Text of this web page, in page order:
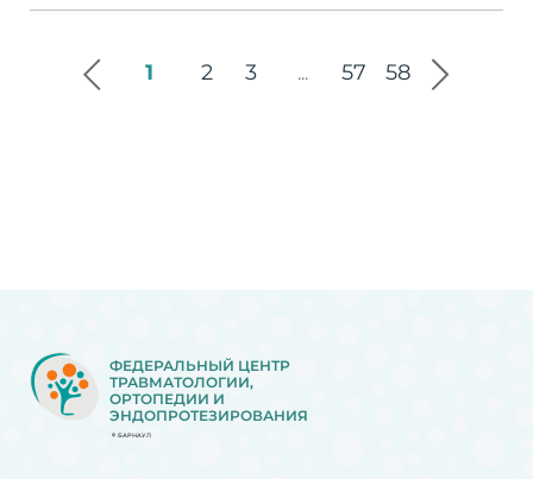
1 2 3 ... 57 58
ФЕДЕРАЛЬНЫЙ ЦЕНТР
ТРАВМАТОЛОГИИ,
ОРТОПЕДИИ И
ЭНДОПРОТЕЗИРОВАНИЯ
БАРНАУЛ